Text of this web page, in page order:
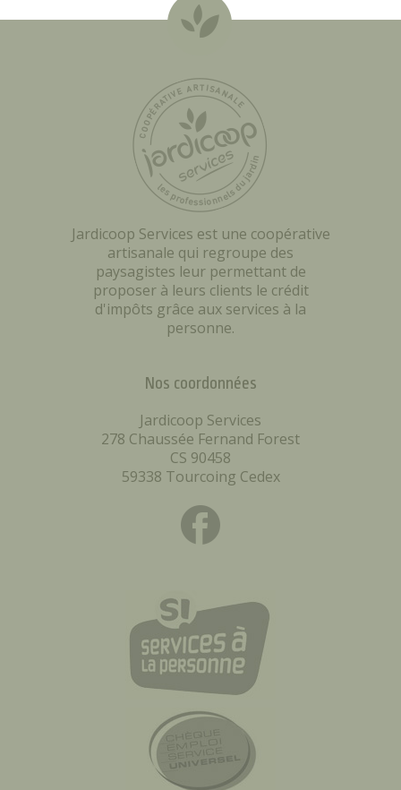
Jardicoop Services est une coopérative
artisanale qui regroupe des
paysagistes leur permettant de
proposer à leurs clients le crédit
d'impôts grâce aux services à la
personne.
Nos coordonnées
Jardicoop Services
278 Chaussée Fernand Forest
CS 90458
59338 Tourcoing Cedex